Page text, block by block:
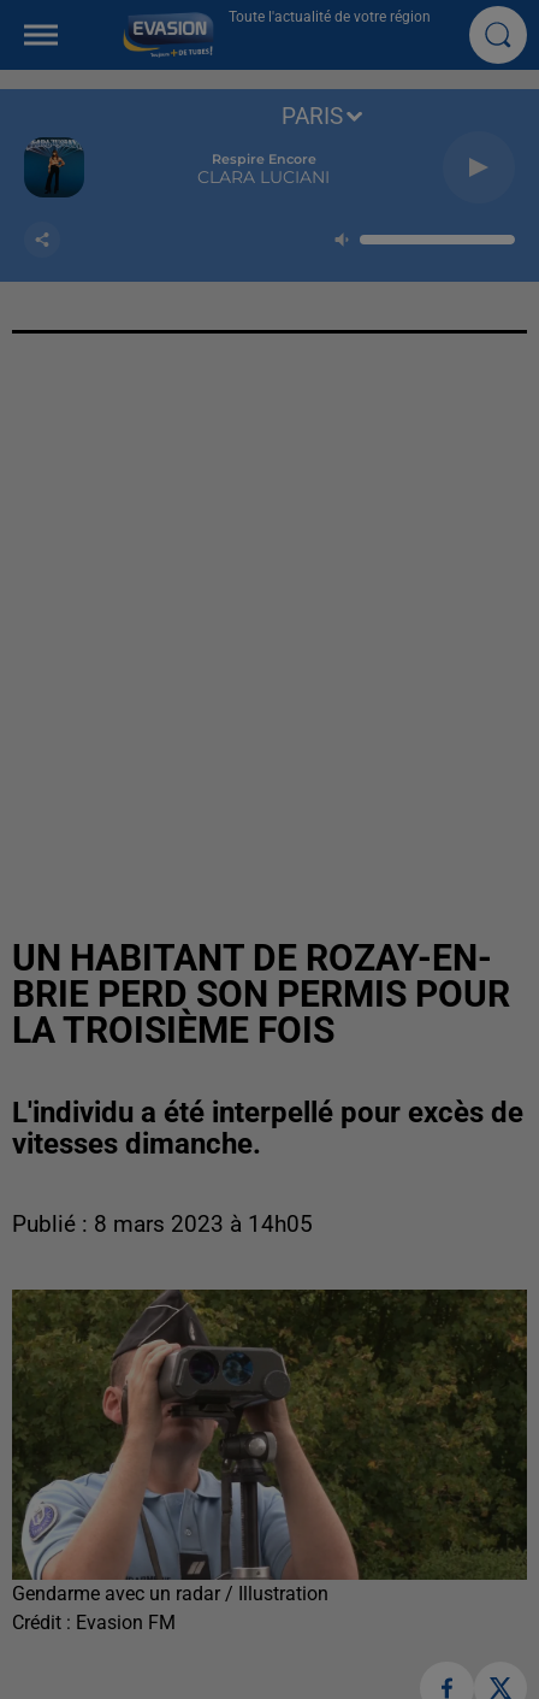
Toute l'actualité de votre région
Respire Encore
CLARA LUCIANI
PARIS
UN HABITANT DE ROZAY-EN-
BRIE PERD SON PERMIS POUR
LA TROISIÈME FOIS
L'individu a été interpellé pour excès de
vitesses dimanche.
Publié : 8 mars 2023 à 14h05
Gendarme avec un radar / Illustration
Crédit : Evasion FM